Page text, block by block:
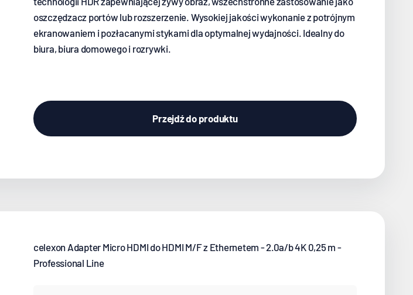
oszczędzacz portów lub rozszerzenie. Wysokiej jakości wykonanie z potrójnym
ekranowaniem i pozłacanymi stykami dla optymalnej wydajności. Idealny do
biura, biura domowego i rozrywki.
Przejdź do produktu
celexon Adapter Micro HDMI do HDMI M/F z Ethernetem - 2.0a/b 4K 0,25 m -
Professional Line